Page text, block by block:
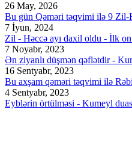
26 May, 2026
Bu gün Qəməri təqvimi ilə 9
7 İyun, 2024
Zil - Həccə ayı daxil oldu - İlk
7 Noyabr, 2023
Ən ziyanlı düşmən qəflətdir -
16 Sentyabr, 2023
Bu axşam qəməri təqvimi ilə
4 Sentyabr, 2023
Eyblərin örtülməsi - Kumeyl